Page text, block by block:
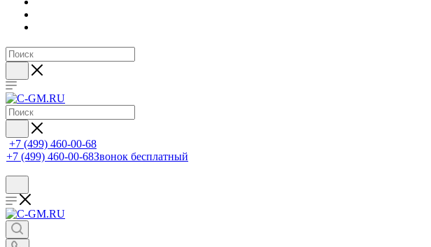
+7 (499) 460-00-68
+7 (499) 460-00-68Звонок бесплатный